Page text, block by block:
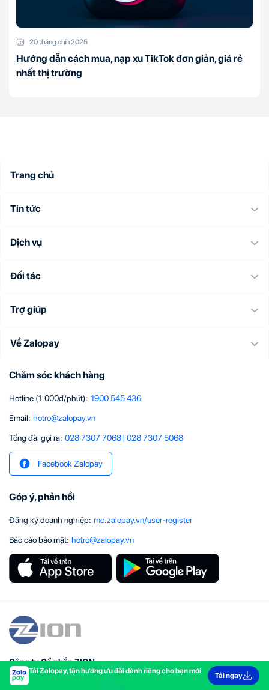
Tải Zalopay, tận hưởng ưu đãi dành riêng cho bạn mới
Tải ngay
20 tháng chín 2025
Hướng dẫn cách mua, nạp xu TikTok đơn giản, giá rẻ
nhất thị trường
Trang chủ
Tin tức
Dịch vụ
Đối tác
Trợ giúp
Về Zalopay
Chăm sóc khách hàng
Hotline (1.000đ/phút): 1900 545 436
Email: hotro@zalopay.vn
Tổng đài gọi ra: 028 7307 7068| 028 7307 5068
Facebook Zalopay
Góp ý, phản hồi
Đăng ký doanh nghiệp: mc.zalopay.vn/user-register
Báo cáo bảo mật: hotro@zalopay.vn
Công ty Cổ phần ZION
Địa chỉ: Z06 Đường số 13, Phường Tân Thuận, Thành phố Hồ Chí Minh, Việt Nam.
Giấy phép hoạt động cung ứng dịch vụ Trung Gian Thanh Toán số: 04/GP-NHNN cấp